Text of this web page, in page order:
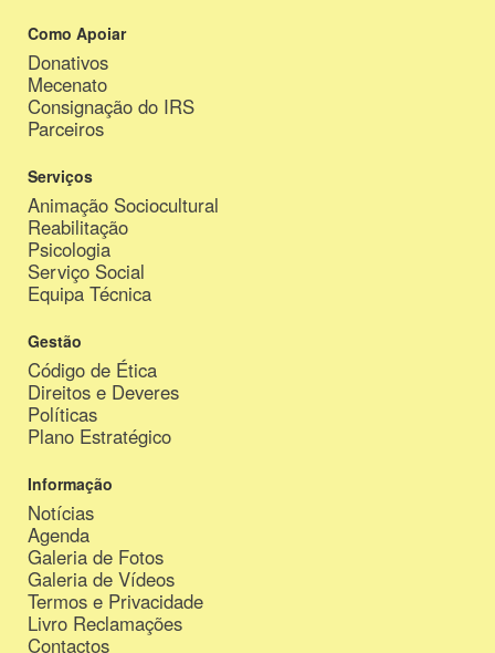
Como Apoiar
Donativos
Mecenato
Consignação do IRS
Parceiros
Serviços
Animação Sociocultural
Reabilitação
Psicologia
Serviço Social
Equipa Técnica
Gestão
Código de Ética
Direitos e Deveres
Políticas
Plano Estratégico
Informação
Notícias
Agenda
Galeria de Fotos
Galeria de Vídeos
Termos e Privacidade
Livro Reclamações
Contactos